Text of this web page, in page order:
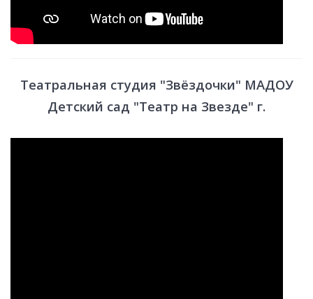
Театральная студия "Звёздочки" МАДОУ
Детский сад "Театр на Звезде" г.